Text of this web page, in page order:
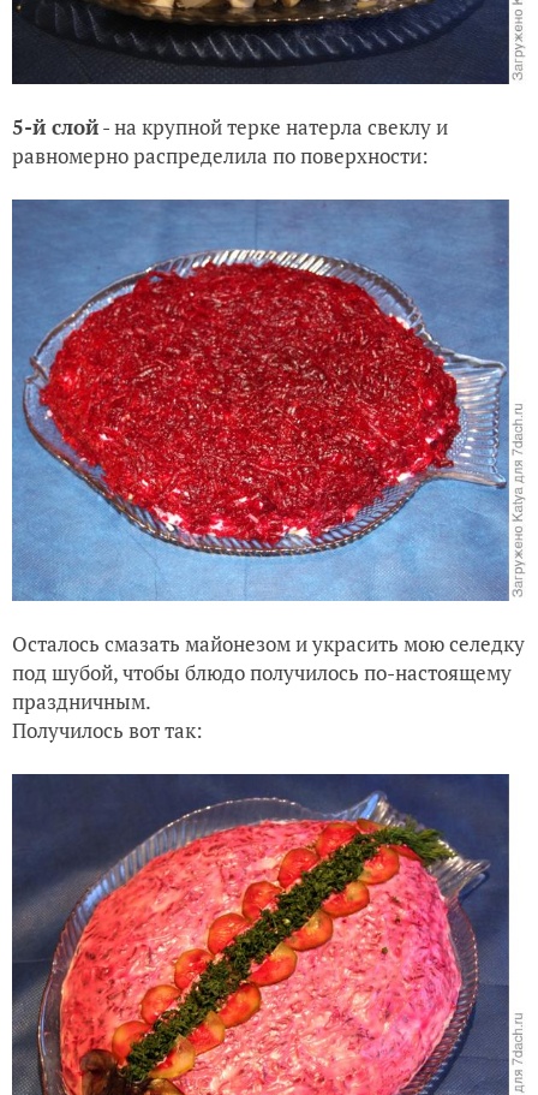
5-й слой- на крупной терке натерла свеклу и
равномерно распределила по поверхности:
Осталось смазать майонезом и украсить мою селедку
под шубой, чтобы блюдо получилось по-настоящему
праздничным.
Получилось вот так: